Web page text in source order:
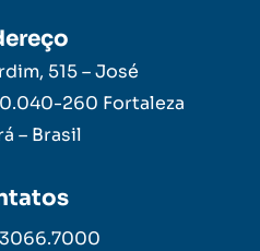
515 – José
260 Fortaleza
– Brasil